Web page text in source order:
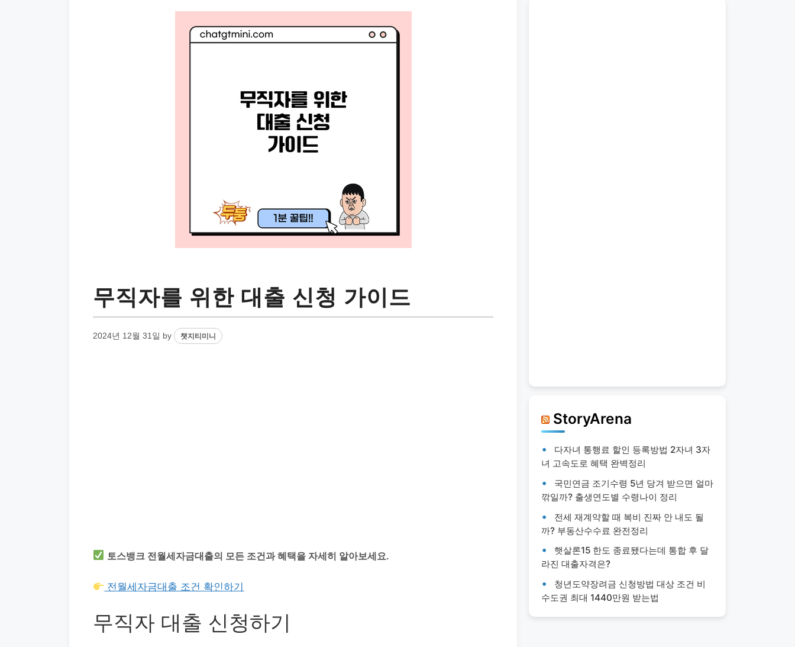
무직자를 위한 대출 신청 가이드
2024년 12월 31일 by 챗지티미니
토스뱅크 전월세자금대출의 모든 조건과 혜택을 자세히 알아보세요.
전월세자금대출 조건 확인하기
무직자 대출 신청하기
StoryArena
다자녀 통행료 할인 등록방법 2자녀 3자
녀 고속도로 혜택 완벽정리
국민연금 조기수령 5년 당겨 받으면 얼마
깎일까? 출생연도별 수령나이 정리
전세 재계약할 때 복비 진짜 안 내도 될
까? 부동산수수료 완전정리
햇살론15 한도 종료됐다는데 통합 후 달
라진 대출자격은?
청년도약장려금 신청방법 대상 조건 비
수도권 최대 1440만원 받는법